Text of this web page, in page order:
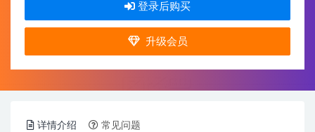
登录后购买
升级会员
详情介绍 常见问题